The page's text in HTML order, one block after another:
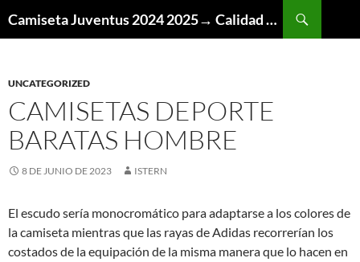
Camiseta Juventus 2024 2025→ Calidad Thai AAA
UNCATEGORIZED
CAMISETAS DEPORTE
BARATAS HOMBRE
8 DE JUNIO DE 2023 ISTERN
El escudo sería monocromático para adaptarse a los colores de
la camiseta mientras que las rayas de Adidas recorrerían los
costados de la equipación de la misma manera que lo hacen en